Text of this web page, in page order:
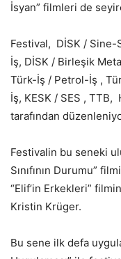
İsyan” filmleri de
Festival, DİSK / Sine-
İş, DİSK / Birleşik
Türk-İş / Petrol-İş ,
İş, KESK / SES ,
tarafından
Festivalin bu seneki
Sınıfının Durumu”
“Elif’in Erkekleri”
Kristin Krüger.
Bu sene ilk defa